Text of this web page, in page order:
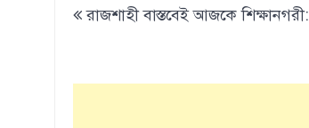
navigation
রাজশাহী বাস্তবেই আজকে